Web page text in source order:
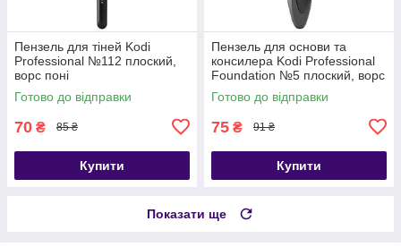
Пензель для тіней Kodi
Professional №112 плоский,
ворс поні
Готово до відправки
70 ₴ 85 ₴
Купити
Пензель для основи та
консилера Kodi Professional
Foundation №5 плоский, ворс
нейлон
Готово до відправки
75 ₴ 91 ₴
Купити
Показати ще